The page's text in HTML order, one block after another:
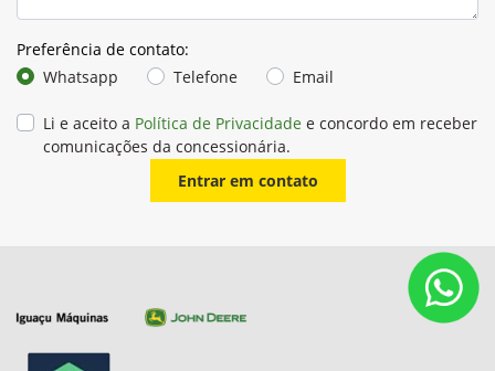
Preferência de contato:
Whatsapp
Telefone Email
Li e aceito a Política de Privacidade e concordo em receber
comunicações da concessionária.
Entrar em contato